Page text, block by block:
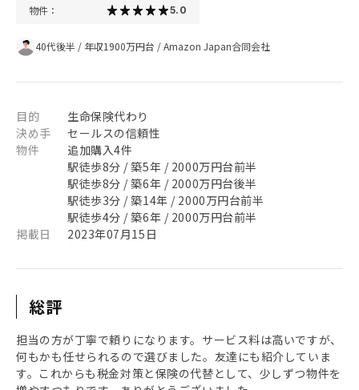
物件： 5.0
40代後半 / 年収1900万円台 /Amazon Japan合同会社
目的
生命保険代わり
決め手
セールスの信頼性
物件
追加購入4件
駅徒歩8分 / 築5年 / 2000万円台前半
駅徒歩8分 / 築6年 / 2000万円台後半
駅徒歩3分 / 築14年 / 2000万円台前半
駅徒歩4分 / 築6年 / 2000万円台前半
掲載日
2023年07月15日
総評
担当の方が丁寧で頼りになります。サービス料は高いですが、
何もかも任せられるので選びました。友達にも紹介していま
す。これからも税金対策と保険の代替として、少しずつ物件を